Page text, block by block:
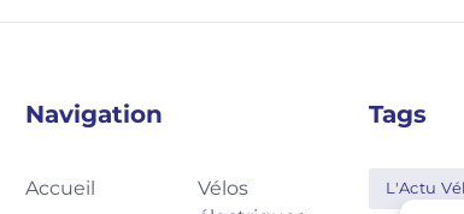
Navigation
Accueil
Vélos
Tags
L'Actu